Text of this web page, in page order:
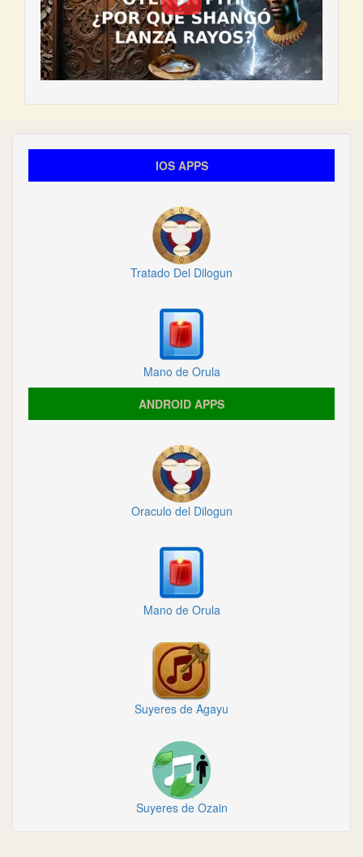
IOS APPS
Tratado Del Dilogun
Mano de Orula
ANDROID APPS
Oraculo del Dilogun
Mano de Orula
Suyeres de Agayu
Suyeres de Ozain